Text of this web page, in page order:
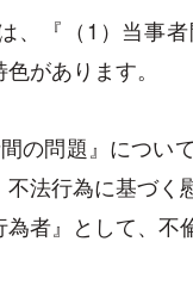
、『（1）当事
があります。
の問題』につい
法行為に基づ
者』として、不